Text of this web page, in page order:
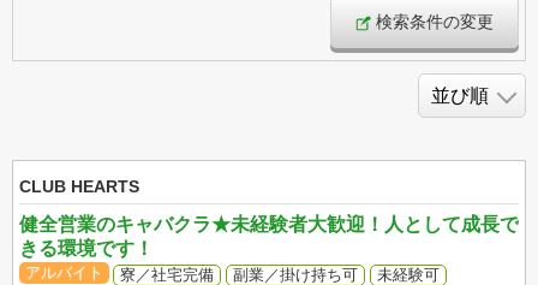
検索条件の変更
CLUB HEARTS
健全営業のキャバクラ★未経験者大歓迎！人として成長で
きる環境です！
アルバイト 寮／社宅完備 副業／掛け持ち可
未経験可